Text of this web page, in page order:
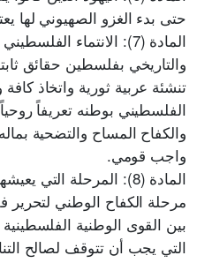
حتى بدء الغزو الصهيوني لها
المادة (7): الانتماء
والتاريخي بفلسطين حقائق
تنشئة عربية ثورية واتخاذ
الفلسطيني بوطنه تعريفاً
والكفاح المساح والتضحية
واجب قومي.
المادة (8): المرحلة
مرحلة الكفاح الوطني
بين القوى الوطنية
التي يجب أن تتوقف لصالح